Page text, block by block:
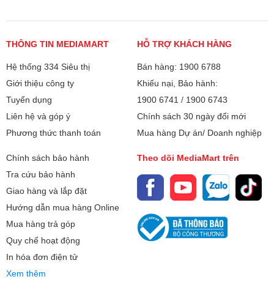
Knox Security - Bảo mật tuyệt đối
Kết nối liền mạch các thiết bị thông minh với TV của bạn
Tính năng Multi View cho phép chia nhỏ màn hình tivi, giúp
Trình chiếu video, hình ảnh từ điện thoại lên Tivi thông qua
các tính năng như Airplay 2.
Hỗ trợ nhiều loại cổng kết nối như cổng USB A, USB-C,
HDMI,…
Game Motion Plus: giảm thiểu giật lag, tăng tốc độ kết nối
giúp trải nghiệm game mượt mà hơn
Cổng AV: Cổng Composite
Cổng USB: 2 cổng
thanh:
Tích hợp đầu thu kỹ
thuật số:
DVB-T2
Hệ điều hành, giao
Tizen OS
Các ứng dụng phổ
THÔNG TIN MEDIAMART
Hệ thống 334 Siêu thị
Giới thiệu công ty
Tuyển dụng
Liên hệ và góp ý
Phương thức thanh toán
HỖ TRỢ KHÁCH HÀNG
Bán hàng: 1900 6788
Khiếu nại, Bảo hành:
1900 6741 / 1900 6743
Chính sách 30 ngày đổi mới
Mua hàng Dự án/ Doanh nghiệp
Chính sách bảo hành
Tra cứu bảo hành
Giao hàng và lắp đặt
Hướng dẫn mua hàng Online
Mua hàng trả góp
Quy chế hoạt động
In hóa đơn điện tử
Xem thêm
Theo dõi MediaMart trên